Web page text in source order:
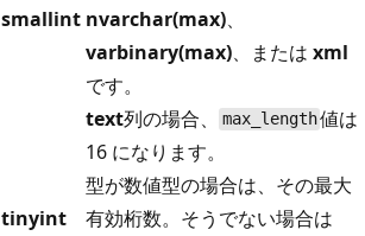
smallint nvarchar(max)、
varbinary(max)、または xml
です。
text列の場合、 max_length値は
16 になります。
tinyint
型が数値型の場合は、その最大
有効桁数。そうでない場合は